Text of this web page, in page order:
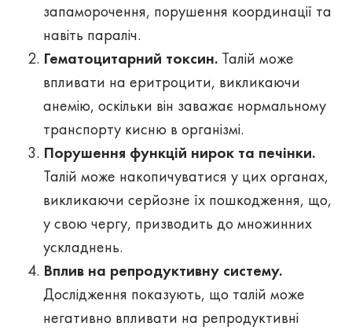
запаморочення, порушення координації та
навіть параліч.
Гематоцитарний токсин. Талій може
впливати на еритроцити, викликаючи
анемію, оскільки він заважає нормальному
транспорту кисню в організмі.
Порушення функцій нирок та печінки.
Талій може накопичуватися у цих органах,
викликаючи серйозне їх пошкодження, що,
у свою чергу, призводить до множинних
ускладнень.
Вплив на репродуктивну систему.
Дослідження показують, що талій може
негативно впливати на репродуктивні